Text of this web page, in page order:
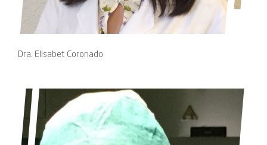
Dra. Elisabet Coronado